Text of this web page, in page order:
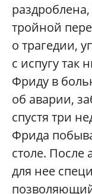
тройной
о трагедии,
с испугу так
Фриду в
об аварии,
спустя три
Фрида
столе. После
для нее